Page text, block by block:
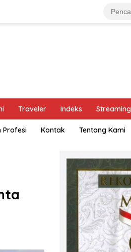
Traveler Indeks Streaming
Profesi Kontak Tentang Kami